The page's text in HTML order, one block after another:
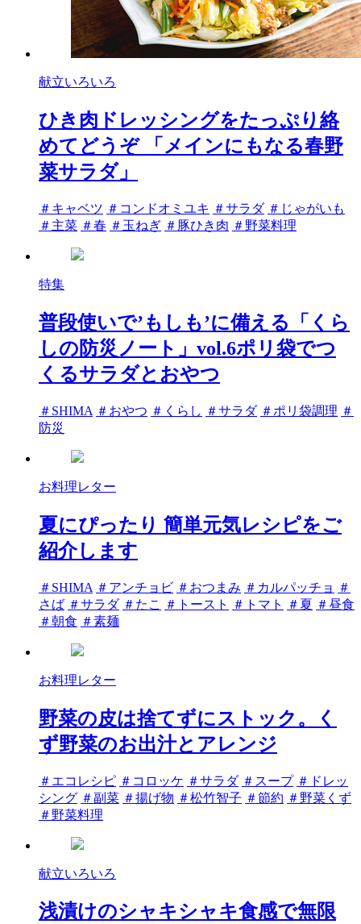
献立いろいろ
ひき肉ドレッシングをたっぷり絡
めてどうぞ 「メインにもなる春野
菜サラダ」
タ
グ
＃キャベツ ＃コンドオミユキ ＃サラダ ＃じゃがいも
＃主菜 ＃春 ＃玉ねぎ ＃豚ひき肉 ＃野菜料理
特集
普段使いで’もしも’に備える「くら
しの防災ノート」vol.6ポリ袋でつ
くるサラダとおやつ
タ
グ
＃SHIMA ＃おやつ ＃くらし ＃サラダ ＃ポリ袋調理 ＃
防災
お料理レター
夏にぴったり 簡単元気レシピをご
紹介します
タ
グ
＃SHIMA ＃アンチョビ ＃おつまみ ＃カルパッチョ ＃
さば ＃サラダ ＃たこ ＃トースト ＃トマト ＃夏 ＃昼食
＃朝食 ＃素麺
お料理レター
野菜の皮は捨てずにストック。く
ず野菜のお出汁とアレンジ
タ
グ
＃エコレシピ ＃コロッケ ＃サラダ ＃スープ ＃ドレッ
シング ＃副菜 ＃揚げ物 ＃松竹智子 ＃節約 ＃野菜くず
＃野菜料理
献立いろいろ
浅漬けのシャキシャキ食感で無限